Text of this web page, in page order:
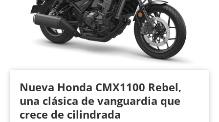
Nueva Honda CMX1100 Rebel,
una clásica de vanguardia que
crece de cilindrada